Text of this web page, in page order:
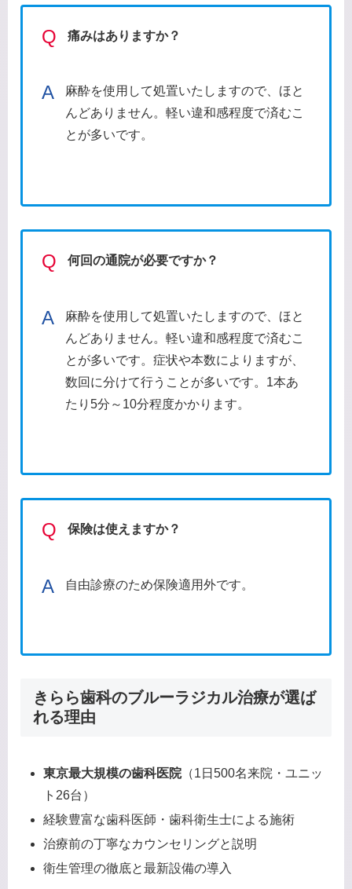
Q 痛みはありますか？
A
麻酔を使用して処置いたしますので、ほと
んどありません。軽い違和感程度で済むこ
とが多いです。
Q 何回の通院が必要ですか？
A
麻酔を使用して処置いたしますので、ほと
んどありません。軽い違和感程度で済むこ
とが多いです。症状や本数によりますが、
数回に分けて行うことが多いです。1本あ
たり5分～10分程度かかります。
Q 保険は使えますか？
A 自由診療のため保険適用外です。
きらら歯科のブルーラジカル治療が選ば
れる理由
東京最大規模の歯科医院（1日500名来院・ユニッ
ト26台）
経験豊富な歯科医師・歯科衛生士による施術
治療前の丁寧なカウンセリングと説明
衛生管理の徹底と最新設備の導入